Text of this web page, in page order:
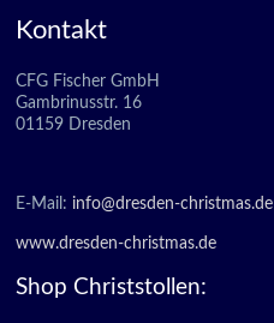
Kontakt
CFG Fischer GmbH
Gambrinusstr. 16
01159 Dresden
E-Mail: info@dresden-christmas.de
www.dresden-christmas.de
Shop Christstollen: